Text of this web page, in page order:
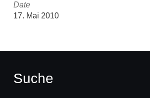
Date
17. Mai 2010
Suche